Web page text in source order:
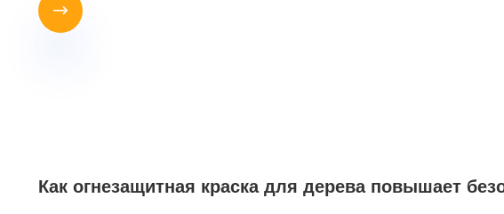

Как огнезащитная краска для дерева повышает